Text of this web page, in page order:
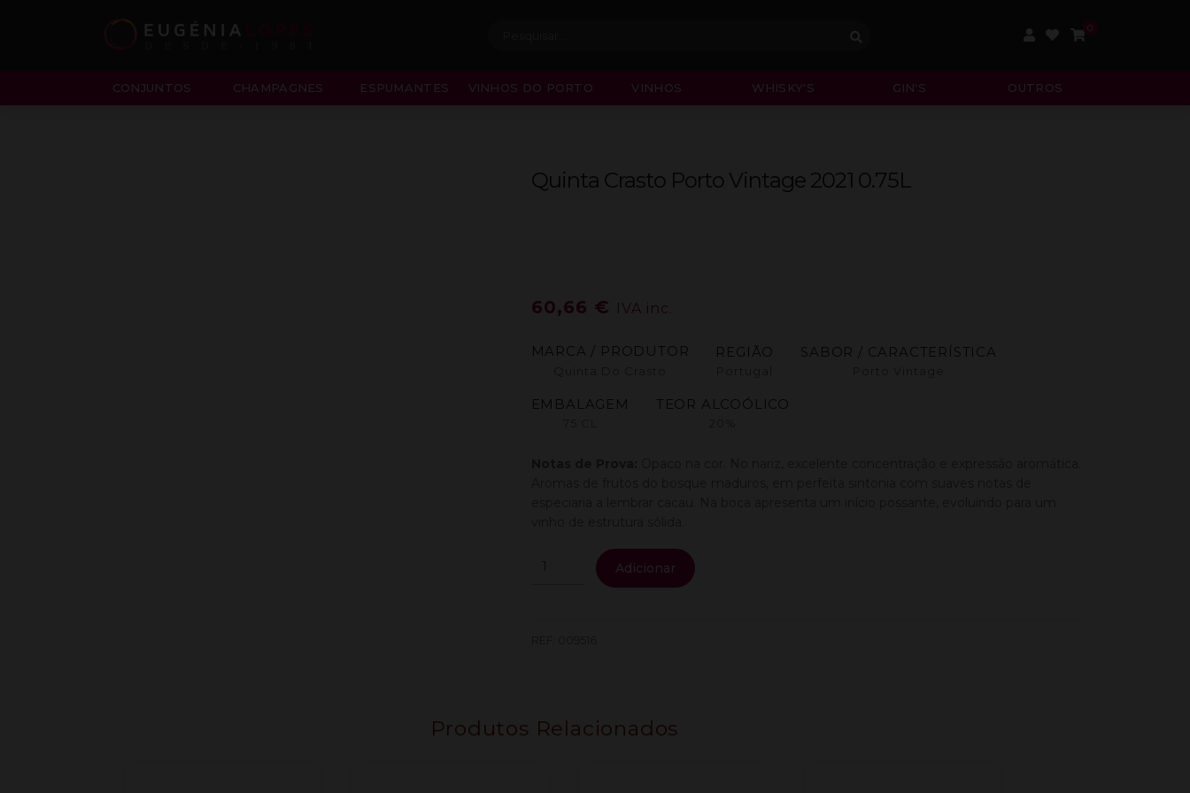
CONJUNTOS CHAMPAGNES ESPUMANTES VINHOS DO PORTO VINHOS WHISKY'S GIN'S OUTROS
Quinta Crasto Porto Vintage 2021 0.75L
60,66 € IVA inc.
MARCA / PRODUTOR REGIÃO SABOR / CARACTERÍSTICA
EMBALAGEM TEOR ALCOÓLICO
Quantidade
Adicionar
Produtos Relacionados